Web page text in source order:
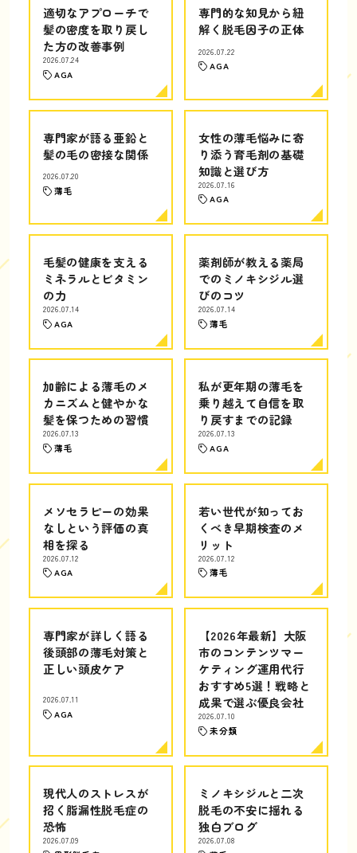
適切なアプローチで
髪の密度を取り戻し
た方の改善事例
2026.07.24
AGA
専門的な知見から紐
解く脱毛因子の正体
2026.07.22
AGA
専門家が語る亜鉛と
髪の毛の密接な関係
2026.07.20
薄毛
女性の薄毛悩みに寄
り添う育毛剤の基礎
知識と選び方
2026.07.16
AGA
毛髪の健康を支える
ミネラルとビタミン
の力
2026.07.14
AGA
薬剤師が教える薬局
でのミノキシジル選
びのコツ
2026.07.14
薄毛
加齢による薄毛のメ
カニズムと健やかな
髪を保つための習慣
2026.07.13
薄毛
私が更年期の薄毛を
乗り越えて自信を取
り戻すまでの記録
2026.07.13
AGA
メソセラピーの効果
なしという評価の真
相を探る
2026.07.12
AGA
若い世代が知ってお
くべき早期検査のメ
リット
2026.07.12
薄毛
専門家が詳しく語る
後頭部の薄毛対策と
正しい頭皮ケア
2026.07.11
AGA
【2026年最新】大阪
市のコンテンツマー
ケティング運用代行
おすすめ5選！戦略と
成果で選ぶ優良会社
2026.07.10
未分類
現代人のストレスが
招く脂漏性脱毛症の
恐怖
2026.07.09
ミノキシジルと二次
脱毛の不安に揺れる
独白ブログ
2026.07.08